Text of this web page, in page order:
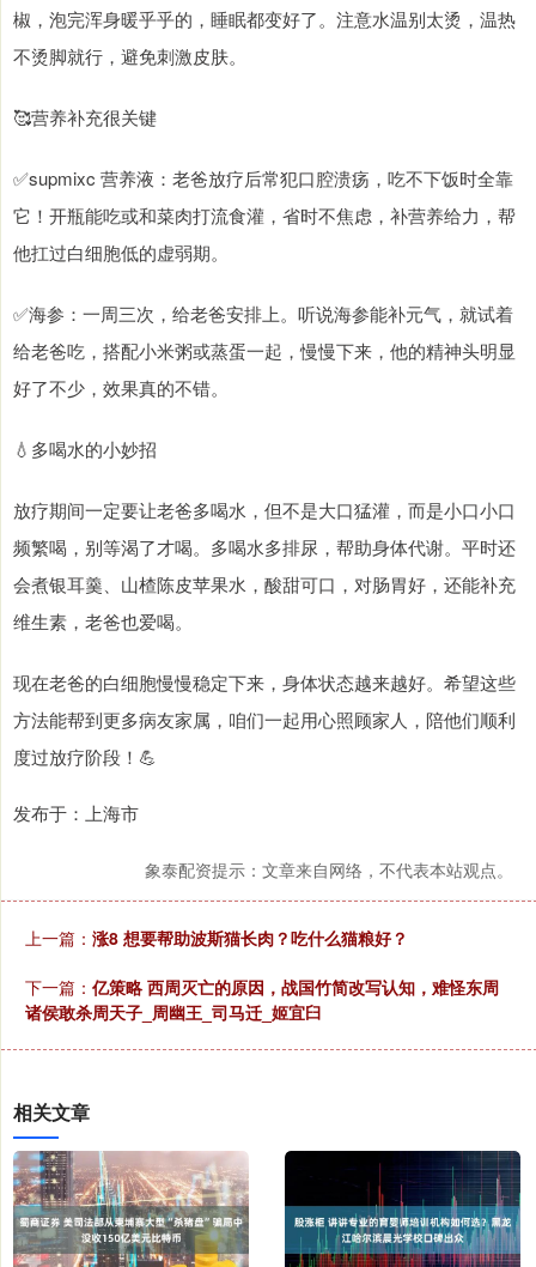
椒，泡完浑身暖乎乎的，睡眠都变好了。注意水温别太烫，温热
不烫脚就行，避免刺激皮肤。
🥰营养补充很关键
✅supmixc 营养液：老爸放疗后常犯口腔溃疡，吃不下饭时全靠
它！开瓶能吃或和菜肉打流食灌，省时不焦虑，补营养给力，帮
他扛过白细胞低的虚弱期。
✅海参：一周三次，给老爸安排上。听说海参能补元气，就试着
给老爸吃，搭配小米粥或蒸蛋一起，慢慢下来，他的精神头明显
好了不少，效果真的不错。
💧多喝水的小妙招
放疗期间一定要让老爸多喝水，但不是大口猛灌，而是小口小口
频繁喝，别等渴了才喝。多喝水多排尿，帮助身体代谢。平时还
会煮银耳羹、山楂陈皮苹果水，酸甜可口，对肠胃好，还能补充
维生素，老爸也爱喝。
现在老爸的白细胞慢慢稳定下来，身体状态越来越好。希望这些
方法能帮到更多病友家属，咱们一起用心照顾家人，陪他们顺利
度过放疗阶段！💪
发布于：上海市
象泰配资提示：文章来自网络，不代表本站观点。
上一篇： 涨8 想要帮助波斯猫长肉？吃什么猫粮好？
下一篇： 亿策略 西周灭亡的原因，战国竹简改写认知，难怪东周
诸侯敢杀周天子_周幽王_司马迁_姬宜臼
相关文章